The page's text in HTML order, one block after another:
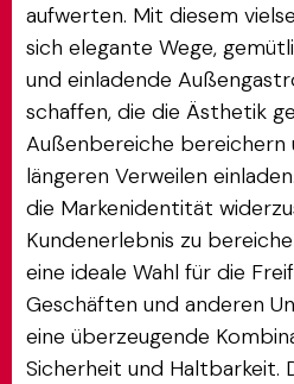
aufwerten. Mit diesem
sich elegante Wege,
und einladende
schaffen, die die Ästhetik
Außenbereiche bereichern
längeren Verweilen
die Markenidentität
Kundenerlebnis zu
eine ideale Wahl für die
Geschäften und anderen
eine überzeugende
Sicherheit und Haltbarkeit.